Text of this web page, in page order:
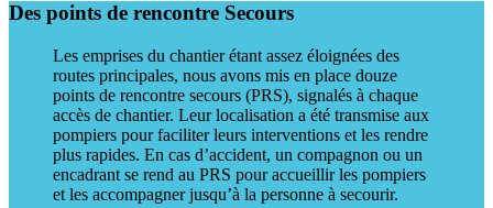
Des points de rencontre Secours
Les emprises du chantier étant assez éloignées des
routes principales, nous avons mis en place douze
points de rencontre secours (PRS), signalés à chaque
accès de chantier. Leur localisation a été transmise aux
pompiers pour faciliter leurs interventions et les rendre
plus rapides. En cas d’accident, un compagnon ou un
encadrant se rend au PRS pour accueillir les pompiers
et les accompagner jusqu’à la personne à secourir.